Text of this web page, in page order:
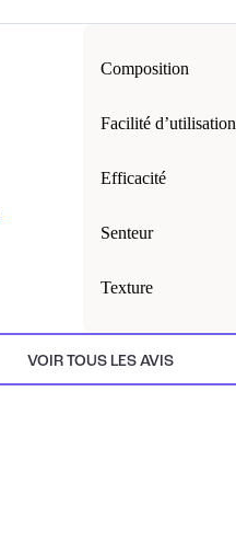
Composition
Facilité d’utilisation
Efficacité
Senteur
Texture
VOIR TOUS LES AVIS